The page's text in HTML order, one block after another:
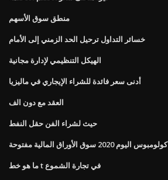
منطق سوق الأسهم
خسائر التداول ترحيل الحد الزمني إلى الأمام
الهيكل التنظيمي لإدارة مجانية
أدنى سعر فائدة للشراء الإيجاري في ماليزيا
العقد مع دون الف
حيث لشراء الفن حقل النفط
كولومبوس اليوم 2020 سوق الأوراق المالية مفتوحة
ما هو خط t في تجارة الشموع